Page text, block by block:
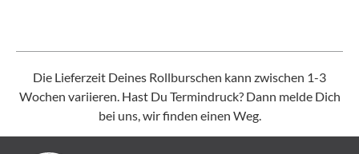
Die Lieferzeit Deines Rollburschen kann zwischen 1-3
Wochen variieren. Hast Du Termindruck? Dann melde Dich
bei uns, wir finden einen Weg.